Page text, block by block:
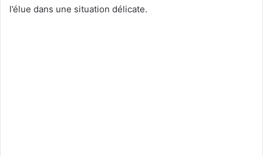
l’élue dans une situation délicate.